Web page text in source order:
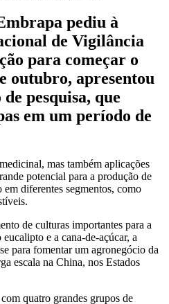
pediu à
de Vigilância
para começar o
outubro, apresentou
pesquisa, que
em um período de
mas também aplicações
potencial para a produção de
diferentes segmentos, como
de culturas importantes para a
e a cana-de-açúcar, a
para fomentar um agronegócio da
escala na China, nos Estados
quatro grandes grupos de